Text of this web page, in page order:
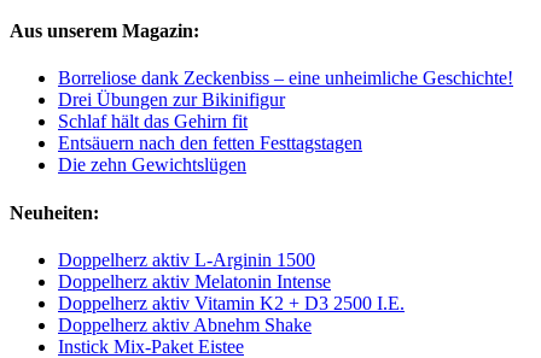
Aus unserem Magazin:
Borreliose dank Zeckenbiss – eine unheimliche Geschichte!
Drei Übungen zur Bikinifigur
Schlaf hält das Gehirn fit
Entsäuern nach den fetten Festtagstagen
Die zehn Gewichtslügen
Neuheiten:
Doppelherz aktiv L-Arginin 1500
Doppelherz aktiv Melatonin Intense
Doppelherz aktiv Vitamin K2 + D3 2500 I.E.
Doppelherz aktiv Abnehm Shake
Instick Mix-Paket Eistee